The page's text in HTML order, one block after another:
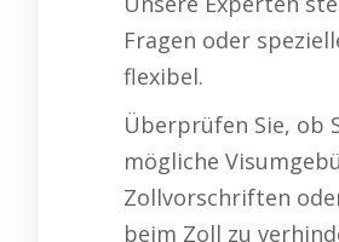
Fragen oder
flexibel.
Überprüfen Sie, ob
mögliche
Zollvorschriften
beim Zoll zu